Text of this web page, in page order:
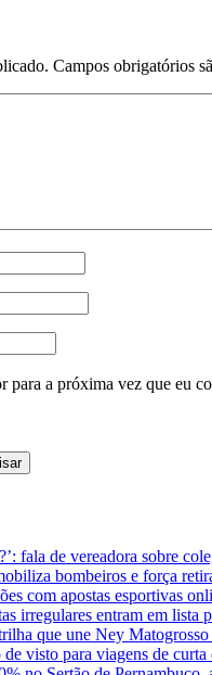
Campos obrigatórios
para a próxima vez que eu
fala de vereadora sobre
bombeiros e força
com apostas esportivas
irregulares entram em lista
que une Ney
visto para viagens de